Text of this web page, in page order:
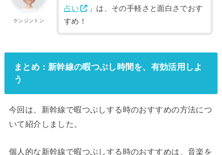
ケンジントン
占い
」は、その手軽さと面白さでおす
すめ！
まとめ：新幹線の暇つぶし時間を、有効活用しよ
う
今回は、新幹線で暇つぶしする時のおすすめの方法につ
いて紹介しました。
個人的な新幹線で暇つぶしする時のおすすめは、音楽を